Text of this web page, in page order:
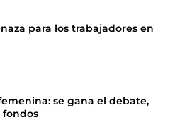
para los trabajadores en
se gana el debate,
fondos